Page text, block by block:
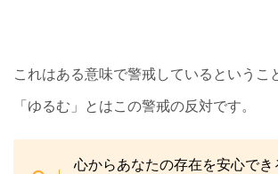
これはある意味で警戒しているというこ
「ゆるむ」とはこの警戒の反対です。
心からあなたの存在を安心でき